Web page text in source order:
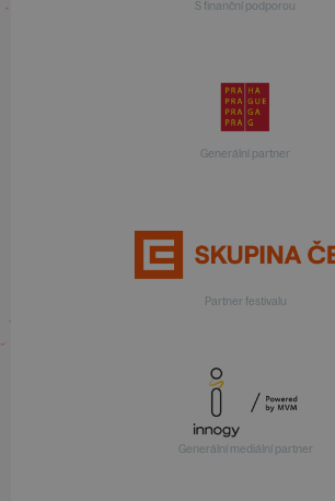
S finanční podporou
Generální partner
Partner festivalu
Generální mediální partner